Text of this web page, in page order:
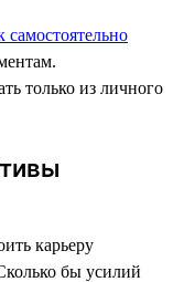
самостоятельно
только из личного
карьеру
бы усилий